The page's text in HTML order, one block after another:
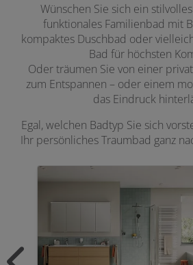
Wünschen Sie sich ein
funktionales Familienbad mit
kompaktes Duschbad oder
Bad für höchsten
Oder träumen Sie von einer
zum Entspannen – oder einem
das Eindruck
Egal, welchen Badtyp Sie sich
Ihr persönliches Traumbad ganz